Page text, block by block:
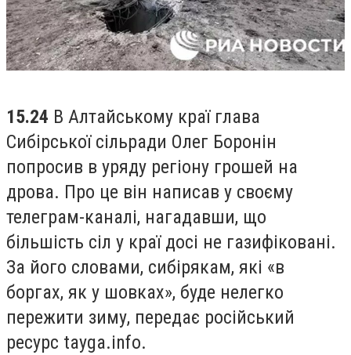
15.24 В Алтайському краї глава
Сибірської сільради Олег Боронін
попросив в уряду регіону грошей на
дрова. Про це він написав у своєму
телеграм-каналі, нагадавши, що
більшість сіл у краї досі не газифіковані.
За його словами, сибірякам, які «в
боргах, як у шовках», буде нелегко
пережити зиму, передає російський
ресурс tayga.info.